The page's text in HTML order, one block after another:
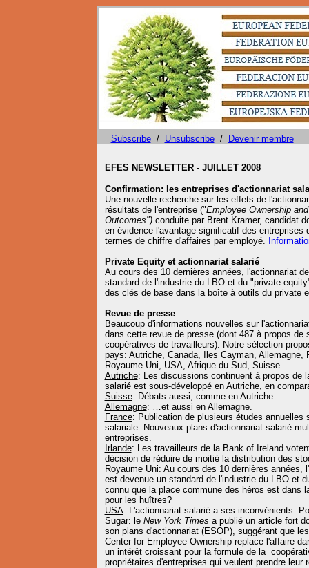
Subscribe/ Unsubscribe/ Devenir membre
EFES NEWSLETTER - JUILLET 2008
Confirmation: les entreprises d'actionnariat
Une nouvelle recherche sur les effets de
résultats de l'entreprise ("Employee Ownership
Outcomes") conduite par Brent Kramer, candidat
en évidence l'avantage significatif des entreprises
termes de chiffre d'affaires par employé.
Private Equity et actionnariat salarié
Au cours des 10 dernières années, l'actionnariat
standard de l'industrie du LBO et du "private-
des clés de base dans la boîte à outils du private
Revue de presse
Beaucoup d'informations nouvelles sur
dans cette revue de presse (dont 487 à propos de
coopératives de travailleurs). Notre sélection
pays: Autriche, Canada, Iles Cayman, Allemagne,
Royaume Uni, USA, Afrique du Sud, Suisse.
Autriche: Les discussions continuent à propos de
salarié est sous-développé en Autriche, en
Suisse: Débats aussi, comme en Autriche…
Allemagne: …et aussi en Allemagne.
France: Publication de plusieurs études annuelles
salariale. Nouveaux plans d'actionnariat salarié
entreprises.
Irlande: Les travailleurs de la Bank of Ireland
décision de réduire de moitié la distribution des
Royaume Uni: Au cours des 10 dernières années,
est devenue un standard de l'industrie du LBO et
connu que la place commune des héros est dans
pour les huîtres?
USA: L'actionnariat salarié a ses inconvénients.
Sugar: le New York Times a publié un article fort
son plans d'actionnariat (ESOP), suggérant que
Center for Employee Ownership replace l'affaire
un intérêt croissant pour la formule de la
propriétaires d'entreprises qui veulent prendre leur